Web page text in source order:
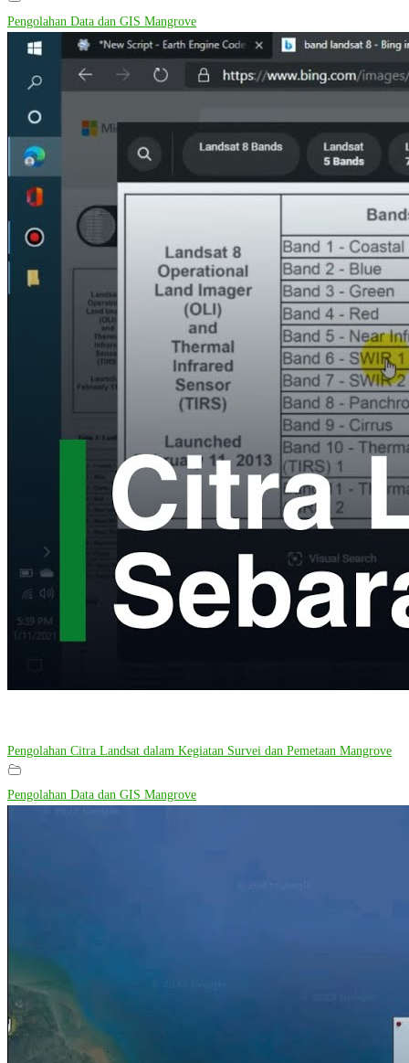
Pengolahan Data dan GIS Mangrove
Pengolahan Citra Landsat dalam Kegiatan Survei dan Pemetaan Mangrove
Pengolahan Data dan GIS Mangrove